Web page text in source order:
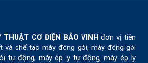
THUẬT CƠ ĐIỆN BẢO VINH đơn vị tiên
và chế tạo máy đóng gói, máy đóng gói
tự động, máy ép ly tự động, máy ép ly